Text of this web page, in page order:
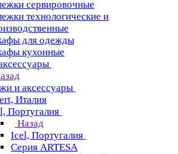
сервировочные
технологические и
для одежды
кухонные
и аксессуары
Италия
Португалия
Назад
Icel, Португалия
Серия ARTESA